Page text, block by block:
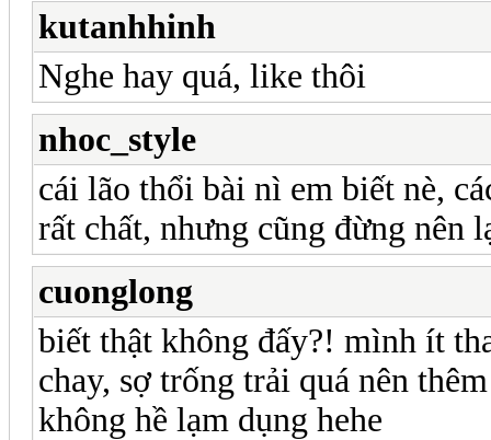
kutanhhinh
Nghe hay quá, like thôi
nhoc_style
cái lão thổi bài nì em biết nè,
rất chất, nhưng cũng đừng nên
cuonglong
biết thật không đấy?! mình ít
chay, sợ trống trải quá nên
không hề lạm dụng hehe